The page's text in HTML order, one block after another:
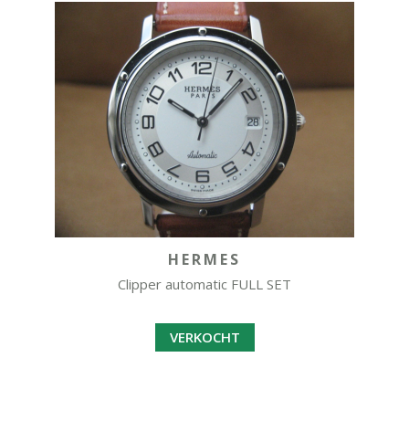
HERMES
Clipper automatic FULL SET
VERKOCHT